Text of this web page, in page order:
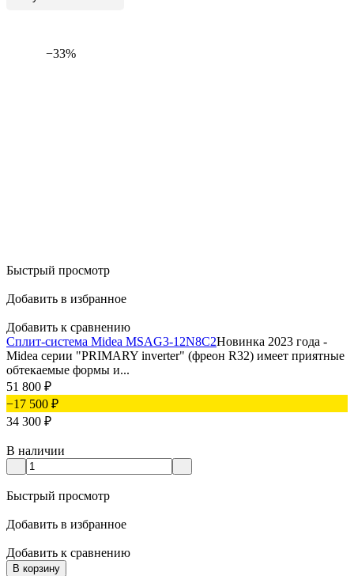
−33%
Быстрый просмотр
Добавить в избранное
Добавить к сравнению
Сплит-система Midea MSAG3-12N8C2Новинка 2023 года -
Midea серии "PRIMARY inverter" (фреон R32) имеет приятные
обтекаемые формы и...
51 800 ₽
−17 500 ₽
34 300 ₽
В наличии
Быстрый просмотр
Добавить в избранное
Добавить к сравнению
В корзину